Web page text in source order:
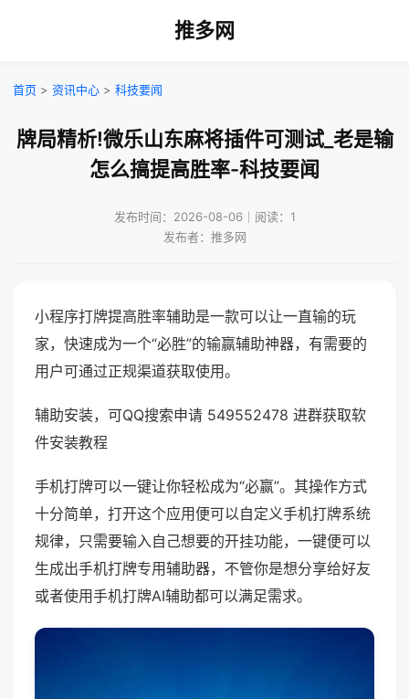
推多网
首页 > 资讯中心 > 科技要闻
牌局精析!微乐山东麻将插件可测试_老是输
怎么搞提高胜率-科技要闻
发布时间：2026-08-06｜阅读：1
发布者：推多网
小程序打牌提高胜率辅助是一款可以让一直输的玩
家，快速成为一个“必胜”的输赢辅助神器，有需要的
用户可通过正规渠道获取使用。
辅助安装，可QQ搜索申请 549552478 进群获取软
件安装教程
手机打牌可以一键让你轻松成为“必赢”。其操作方式
十分简单，打开这个应用便可以自定义手机打牌系统
规律，只需要输入自己想要的开挂功能，一键便可以
生成出手机打牌专用辅助器，不管你是想分享给好友
或者使用手机打牌AI辅助都可以满足需求。